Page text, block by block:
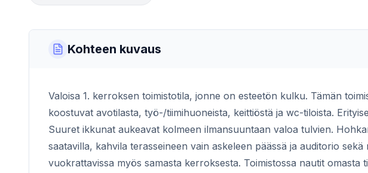
Kohteen kuvaus
Valoisa 1. kerroksen toimistotila, jonne on esteetön kulku. Tämän
koostuvat avotilasta, työ-/tiimihuoneista, keittiöstä ja wc-tiloista.
Suuret ikkunat aukeavat kolmeen ilmansuuntaan valoa tulvien.
saatavilla, kahvila terasseineen vain askeleen päässä ja auditorio
vuokrattavissa myös samasta kerroksesta. Toimistossa nautit omasta